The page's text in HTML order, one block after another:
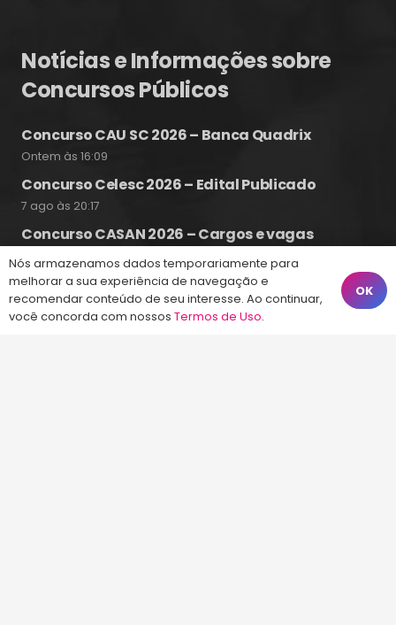
Notícias e Informações sobre
Concursos Públicos
Concurso CAU SC 2026 – Banca Quadrix
Ontem às 16:09
Concurso Celesc 2026 – Edital Publicado
7 ago às 20:17
Concurso CASAN 2026 – Cargos e vagas
previstas
7 ago às 19:25
Nós armazenamos dados temporariamente para
melhorar a sua experiência de navegação e
recomendar conteúdo de seu interesse. Ao continuar,
você concorda com nossos Termos de Uso.
OK